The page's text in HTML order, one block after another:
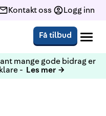
Kontakt oss Logg inn
Få tilbud
mange gode bidrag er
-
Les mer →